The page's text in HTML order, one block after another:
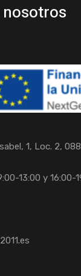
1, Loc. 2,
13:00 y 16:00-